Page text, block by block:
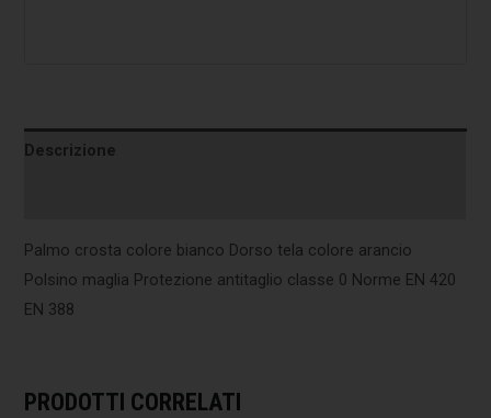
Descrizione
Palmo crosta colore bianco Dorso tela colore arancio
Polsino maglia Protezione antitaglio classe 0 Norme EN 420
EN 388
PRODOTTI CORRELATI